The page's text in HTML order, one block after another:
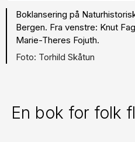
Boklansering på
Bergen. Fra venstre: Knut
Marie-Theres Fojuth.
Torhild Skåtun
En bok for folk